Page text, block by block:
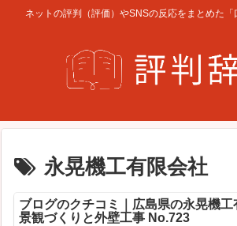
ネットの評判（評価）やSNSの反応をまとめた「
永晃機工有限会社
ブログのクチコミ｜広島県の永晃機工
景観づくりと外壁工事 No.723